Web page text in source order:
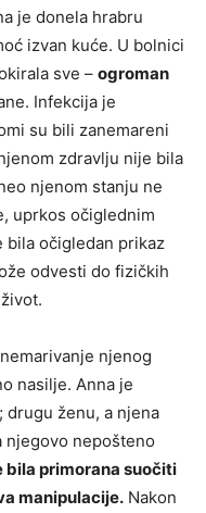
je donela hrabru
izvan kuće. U bolnici
sve – ogroman
Infekcija je
su bili zanemareni
zdravlju nije bila
njenom stanju ne
uprkos očiglednim
bila očigledan prikaz
odvesti do fizičkih
njenog
nasilje. Anna je
drugu ženu, a njena
njegovo nepošteno
bila primorana suočiti
manipulacije. Nakon